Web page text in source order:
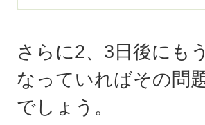
さらに2、3日後にも
なっていればその問
でしょう。